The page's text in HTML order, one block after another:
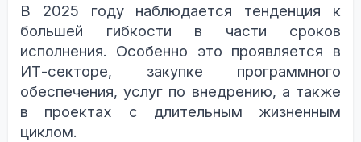
В 2025 году наблюдается тенденция к
большей гибкости в части сроков
исполнения. Особенно это проявляется в
ИТ-секторе, закупке программного
обеспечения, услуг по внедрению, а также
в проектах с длительным жизненным
циклом.